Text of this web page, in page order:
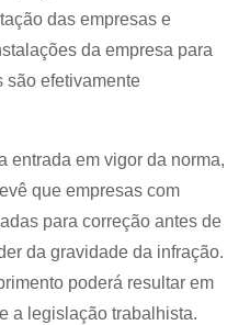
das empresas e
da empresa para
são efetivamente
entrada em vigor da norma,
que empresas com
para correção antes de
da gravidade da infração.
poderá resultar em
a legislação trabalhista.